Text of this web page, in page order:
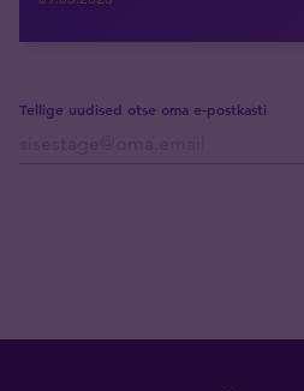
Tellige uudised otse oma e-postkasti